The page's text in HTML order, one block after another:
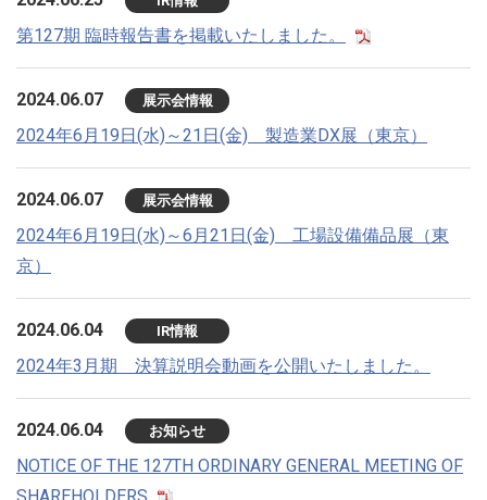
第127期 臨時報告書を掲載いたしました。
2024.06.07 展示会情報
2024年6月19日(水)～21日(金) 製造業DX展（東京）
2024.06.07 展示会情報
2024年6月19日(水)～6月21日(金) 工場設備備品展（東
京）
2024.06.04 IR情報
2024年3月期 決算説明会動画を公開いたしました。
2024.06.04 お知らせ
NOTICE OF THE 127TH ORDINARY GENERAL MEETING OF